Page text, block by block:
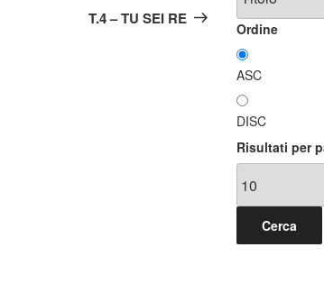
successivo
T.4 – TU SEI RE
Ordine
ASC
DISC
Risultati per